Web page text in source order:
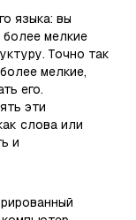
языка: вы
более мелкие
Точно так
мелкие,
его.
эти
слова или
и